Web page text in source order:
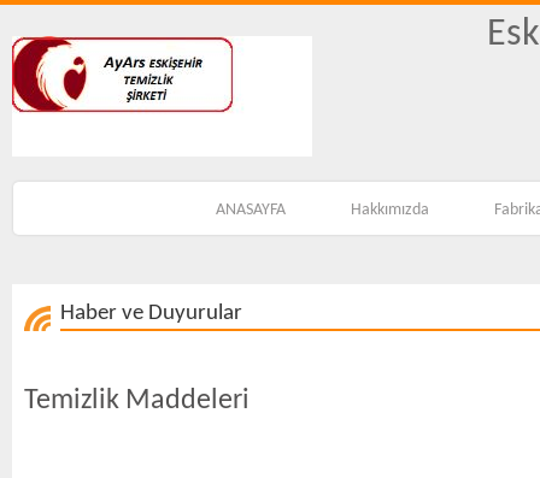
ANASAYFA Hakkımızda
Haber ve Duyurular
Temizlik Maddeleri